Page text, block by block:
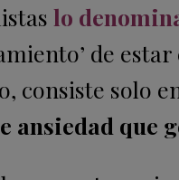
lo
de
consiste solo
ansiedad que